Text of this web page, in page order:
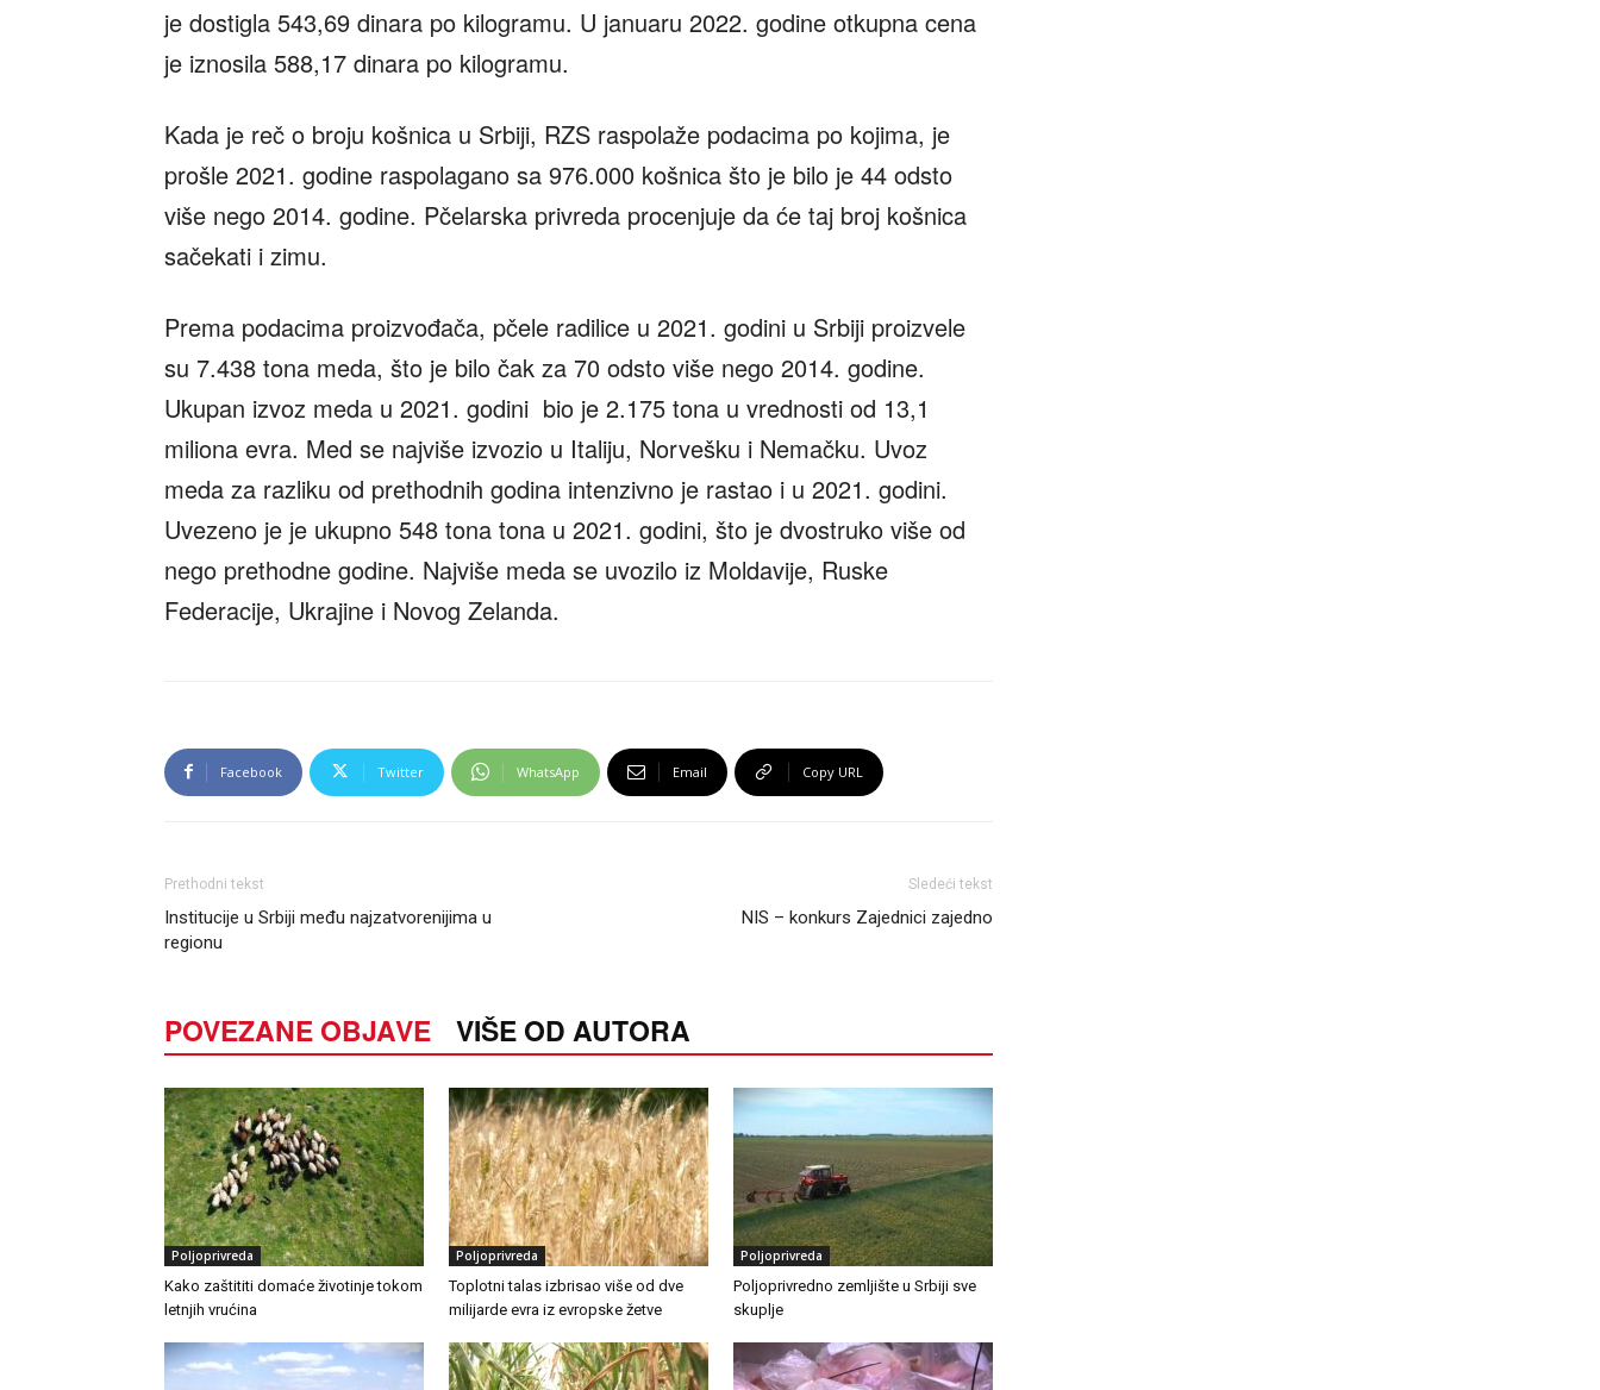
je dostigla 543,69 dinara po kilogramu. U januaru 2022. godine otkupna cena
je iznosila 588,17 dinara po kilogramu.
Kada je reč o broju košnica u Srbiji, RZS raspolaže podacima po kojima, je
prošle 2021. godine raspolagano sa 976.000 košnica što je bilo je 44 odsto
više nego 2014. godine. Pčelarska privreda procenjuje da će taj broj košnica
sačekati i zimu.
Prema podacima proizvođača, pčele radilice u 2021. godini u Srbiji proizvele
su 7.438 tona meda, što je bilo čak za 70 odsto više nego 2014. godine.
Ukupan izvoz meda u 2021. godini bio je 2.175 tona u vrednosti od 13,1
miliona evra. Med se najviše izvozio u Italiju, Norvešku i Nemačku. Uvoz
meda za razliku od prethodnih godina intenzivno je rastao i u 2021. godini.
Uvezeno je je ukupno 548 tona tona u 2021. godini, što je dvostruko više od
nego prethodne godine. Najviše meda se uvozilo iz Moldavije, Ruske
Federacije, Ukrajine i Novog Zelanda.
Facebook Twitter WhatsApp Email Copy URL
Prethodni tekst
Institucije u Srbiji među najzatvorenijima u
regionu
Sledeći tekst
NIS – konkurs Zajednici zajedno
POVEZANE OBJAVE VIŠE OD AUTORA
Poljoprivreda
Kako zaštititi domaće životinje tokom
letnjih vrućina
Poljoprivreda
Toplotni talas izbrisao više od dve
milijarde evra iz evropske žetve
Poljoprivreda
Poljoprivredno zemljište u Srbiji sve
skuplje